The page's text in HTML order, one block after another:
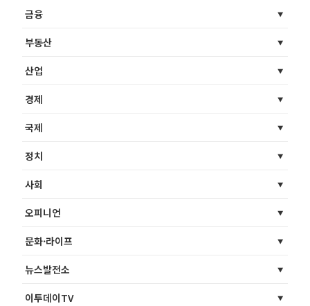
금융
부동산
산업
경제
국제
정치
사회
오피니언
문화·라이프
뉴스발전소
이투데이TV